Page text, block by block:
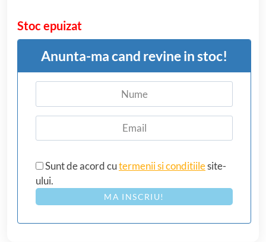
Stoc epuizat
Anunta-ma cand revine in stoc!
Sunt de acord cutermenii si conditiilesite-
ului.
MA INSCRIU!